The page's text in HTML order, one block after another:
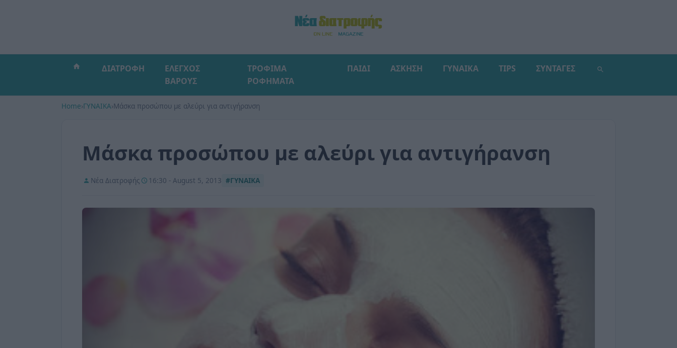
ΔΙΑΤΡΟΦΗ
ΕΛΕΓΧΟΣ
ΒΑΡΟΥΣ
ΤΡΟΦΙΜΑ
ΡΟΦΗΜΑΤΑ
ΠΑΙΔΙ ΑΣΚΗΣΗ ΓΥΝΑΙΚΑ TIPS ΣΥΝΤΑΓΕΣ
Home›ΓΥΝΑΙΚΑ›Μάσκα προσώπου με αλεύρι για αντιγήρανση
Μάσκα προσώπου με αλεύρι για αντιγήρανση
Νέα Διατροφής 16:30 - August 5, 2013 #ΓΥΝΑΙΚΑ